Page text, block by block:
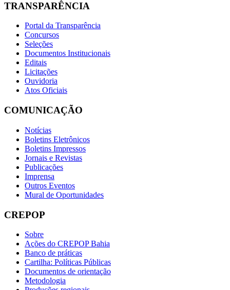
TRANSPARÊNCIA
Portal da Transparência
Concursos
Seleções
Documentos Institucionais
Editais
Licitações
Ouvidoria
Atos Oficiais
COMUNICAÇÃO
Notícias
Boletins Eletrônicos
Boletins Impressos
Jornais e Revistas
Publicações
Imprensa
Outros Eventos
Mural de Oportunidades
CREPOP
Sobre
Ações do CREPOP Bahia
Banco de práticas
Cartilha: Políticas Públicas
Documentos de orientação
Metodologia